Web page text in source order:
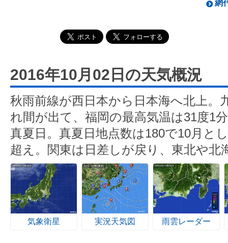
網
2016年10月02日の天気概況
秋雨前線が西日本から日本海へ北上。
れ間が出て、福岡の最高気温は31度1
真夏日。真夏日地点数は180で10月と
超え。関東は日差しが戻り、東北や北
気象衛星 実況天気図 雨雲レーダー